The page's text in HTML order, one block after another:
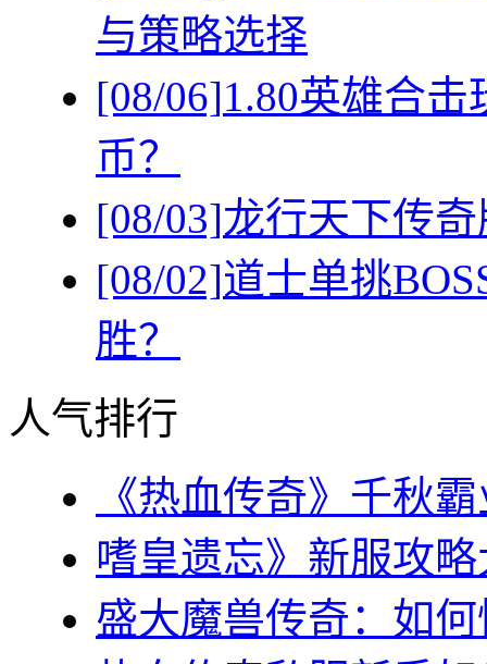
与策略选择
[08/06]1.80英雄合
币？
[08/03]龙行天下传
[08/02]道士单挑
胜？
人气排行
《热血传奇》千秋
嗜皇遗忘》新服攻
盛大魔兽传奇：如